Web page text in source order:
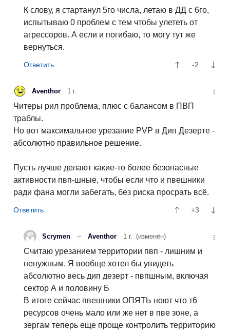
К слову, я стартанул 5го числа, летаю в ДД с 6го,
испытываю 0 проблем с тем чтобы улететь от
агрессоров. А если и погибаю, то могу тут же
вернуться.
-2
Aventhor 1 г.
Читеры рил проблема, плюс с балансом в ПВП
траблы.
Но вот максимальное урезание PVP в Дип Дезерте -
абсолютно правильное решение.
Пусть лучше делают какие-то более безопасные
активности пвп-шные, чтобы если что и пвешники
ради фана могли забегать, без риска просрать всё.
+3
Scrymen Aventhor 1 г. (изменён)
Считаю урезанием территории пвп - лишним и
ненужным. Я вообще хотел бы увидеть
абсолютно весь дип дезерт - пвпшным, включая
сектор А и половину Б
В итоге сейчас пвешники ОПЯТЬ ноют что т6
ресурсов очень мало или же нет в пве зоне, а
зергам теперь еще проще контролить территорию